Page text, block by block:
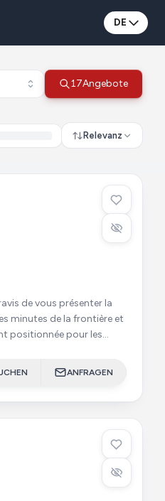
DE
17Angebote
Relevanz
minutes de la frontière et
positionnée pour les
ANFRAGEN